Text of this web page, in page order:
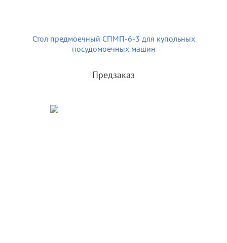
Стол предмоечный СПМП-6-3 для купольных
посудомоечных машин
Предзаказ